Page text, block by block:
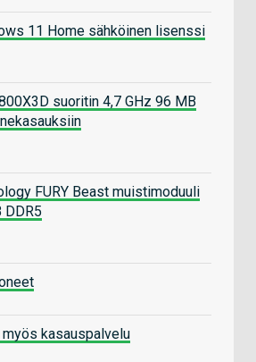
11 Home sähköinen lisenssi
suoritin 4,7 GHz 96 MB
FURY Beast muistimoduuli
DDR5
kasauspalvelu